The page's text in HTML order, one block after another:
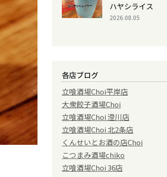
ハヤシライス
2026.08.05
各店ブログ
立喰酒場Choi平岸店
大衆餃子酒場Choi
立喰酒場Choi 澄川店
立喰酒場Choi 北2条店
くんせいとお酒の店Choi
こつまみ酒場chiko
立喰酒場Choi 36店